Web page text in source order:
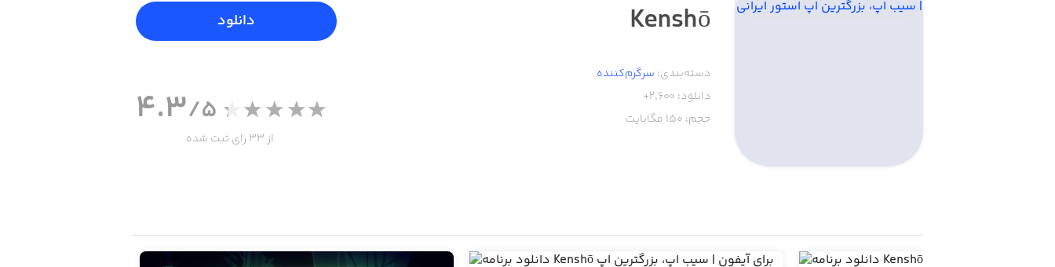
Kenshō
دسته‌بندی: سرگرم‌کننده
دانلود: 2,600+
حجم: 150 مگابایت
دانلود
4.3/5
از 33 رای ثبت شده